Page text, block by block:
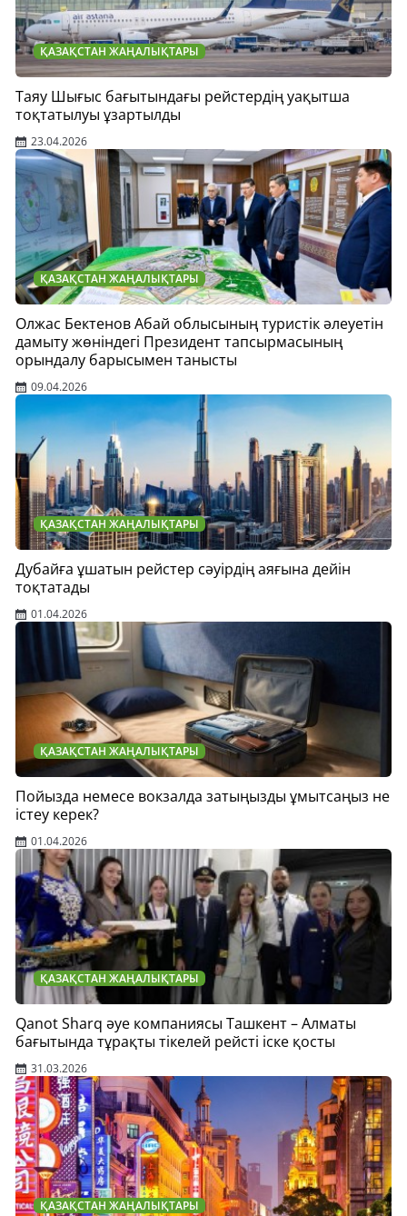
ҚАЗАҚСТАН ЖАҢАЛЫҚТАРЫ
Таяу Шығыс бағытындағы рейстердің уақытша
тоқтатылуы ұзартылды
23.04.2026
ҚАЗАҚСТАН ЖАҢАЛЫҚТАРЫ
Олжас Бектенов Абай облысының туристік әлеуетін
дамыту жөніндегі Президент тапсырмасының
орындалу барысымен танысты
09.04.2026
ҚАЗАҚСТАН ЖАҢАЛЫҚТАРЫ
Дубайға ұшатын рейстер сәуірдің аяғына дейін
тоқтатады
01.04.2026
ҚАЗАҚСТАН ЖАҢАЛЫҚТАРЫ
Пойызда немесе вокзалда затыңызды ұмытсаңыз не
істеу керек?
01.04.2026
ҚАЗАҚСТАН ЖАҢАЛЫҚТАРЫ
Qanot Sharq әуе компаниясы Ташкент – Алматы
бағытында тұрақты тікелей рейсті іске қосты
31.03.2026
ҚАЗАҚСТАН ЖАҢАЛЫҚТАРЫ